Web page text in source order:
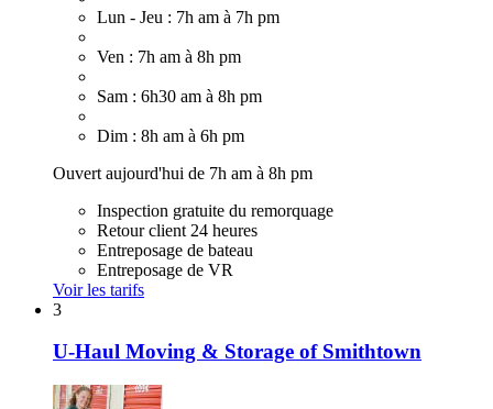
Lun - Jeu : 7h am à 7h pm
Ven : 7h am à 8h pm
Sam : 6h30 am à 8h pm
Dim : 8h am à 6h pm
Ouvert aujourd'hui de 7h am à 8h pm
Inspection gratuite du remorquage
Retour client 24 heures
Entreposage de bateau
Entreposage de VR
Voir les tarifs
3
U-Haul Moving & Storage of Smithtown